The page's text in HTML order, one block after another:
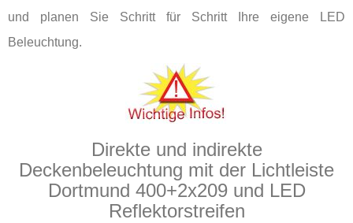
und planen Sie Schritt für Schritt Ihre eigene LED
Beleuchtung.
Direkte und indirekte
Deckenbeleuchtung mit der Lichtleiste
Dortmund 400+2x209 und LED
Reflektorstreifen